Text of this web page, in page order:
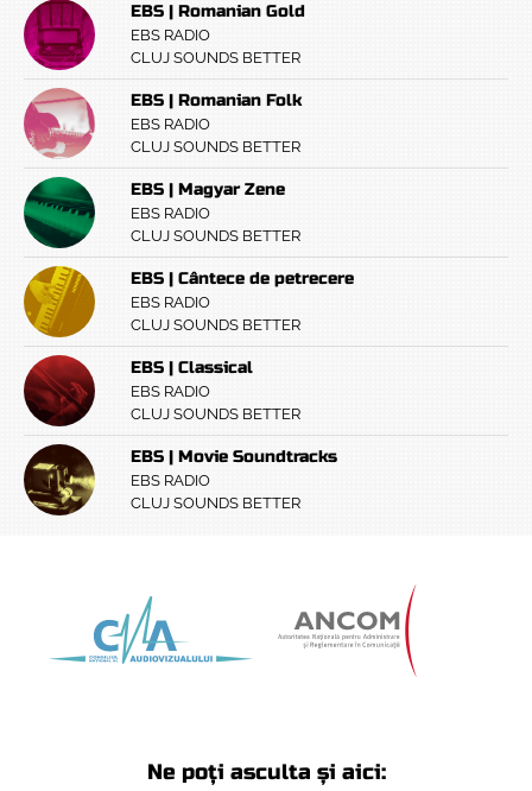
EBS | Romanian Gold
EBS RADIO
CLUJ SOUNDS BETTER
EBS | Romanian Folk
EBS RADIO
CLUJ SOUNDS BETTER
EBS | Magyar Zene
EBS RADIO
CLUJ SOUNDS BETTER
EBS | Cântece de petrecere
EBS RADIO
CLUJ SOUNDS BETTER
EBS | Classical
EBS RADIO
CLUJ SOUNDS BETTER
EBS | Movie Soundtracks
EBS RADIO
CLUJ SOUNDS BETTER
Ne poți asculta și aici: